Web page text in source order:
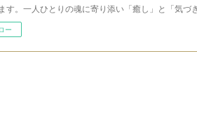
す。一人ひとりの魂に寄り添い「癒し」と「気
ー